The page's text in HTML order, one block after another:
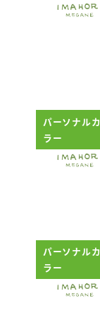
パーソナルカ
ラー
パーソナルカ
ラー